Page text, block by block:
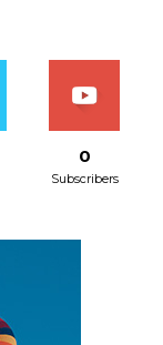
0
Subscribers